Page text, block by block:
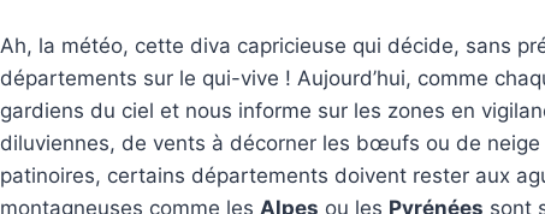
Ah, la météo, cette diva capricieuse qui décide, sans
départements sur le qui-vive ! Aujourd’hui, comme
gardiens du ciel et nous informe sur les zones en
diluviennes, de vents à décorner les bœufs ou de
patinoires, certains départements doivent rester aux
montagneuses comme les Alpes ou les Pyrénées sont